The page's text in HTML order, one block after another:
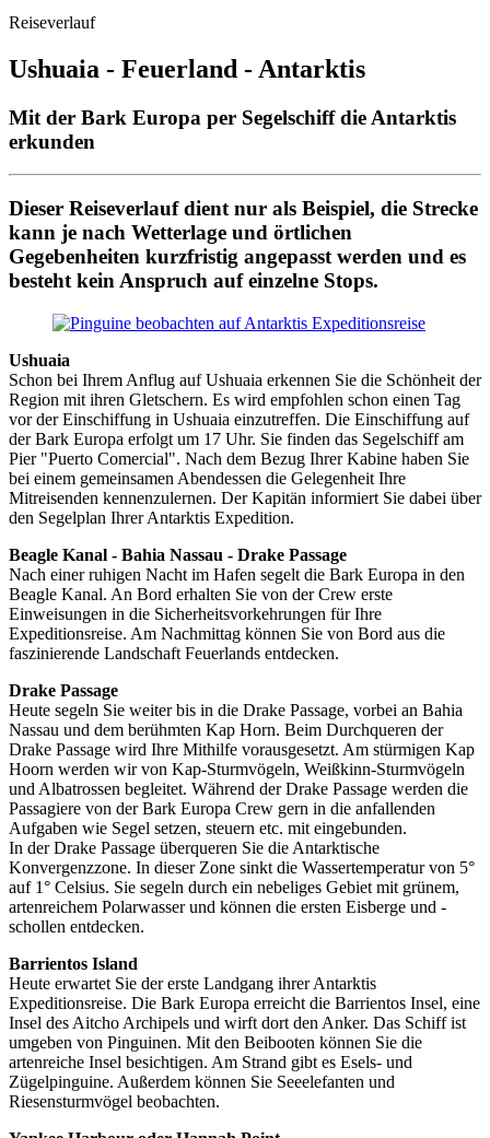
Reiseverlauf
Ushuaia - Feuerland - Antarktis
Mit der Bark Europa per Segelschiff die Antarktis
erkunden
Dieser Reiseverlauf dient nur als Beispiel, die Strecke
kann je nach Wetterlage und örtlichen
Gegebenheiten kurzfristig angepasst werden und es
besteht kein Anspruch auf einzelne Stops.
Ushuaia
Schon bei Ihrem Anflug auf Ushuaia erkennen Sie die Schönheit der
Region mit ihren Gletschern. Es wird empfohlen schon einen Tag
vor der Einschiffung in Ushuaia einzutreffen. Die Einschiffung auf
der Bark Europa erfolgt um 17 Uhr. Sie finden das Segelschiff am
Pier "Puerto Comercial". Nach dem Bezug Ihrer Kabine haben Sie
bei einem gemeinsamen Abendessen die Gelegenheit Ihre
Mitreisenden kennenzulernen. Der Kapitän informiert Sie dabei über
den Segelplan Ihrer Antarktis Expedition.
Beagle Kanal - Bahia Nassau - Drake Passage
Nach einer ruhigen Nacht im Hafen segelt die Bark Europa in den
Beagle Kanal. An Bord erhalten Sie von der Crew erste
Einweisungen in die Sicherheitsvorkehrungen für Ihre
Expeditionsreise. Am Nachmittag können Sie von Bord aus die
faszinierende Landschaft Feuerlands entdecken.
Drake Passage
Heute segeln Sie weiter bis in die Drake Passage, vorbei an Bahia
Nassau und dem berühmten Kap Horn. Beim Durchqueren der
Drake Passage wird Ihre Mithilfe vorausgesetzt. Am stürmigen Kap
Hoorn werden wir von Kap-Sturmvögeln, Weißkinn-Sturmvögeln
und Albatrossen begleitet. Während der Drake Passage werden die
Passagiere von der Bark Europa Crew gern in die anfallenden
Aufgaben wie Segel setzen, steuern etc. mit eingebunden.
In der Drake Passage überqueren Sie die Antarktische
Konvergenzzone. In dieser Zone sinkt die Wassertemperatur von 5°
auf 1° Celsius. Sie segeln durch ein nebeliges Gebiet mit grünem,
artenreichem Polarwasser und können die ersten Eisberge und -
schollen entdecken.
Barrientos Island
Heute erwartet Sie der erste Landgang ihrer Antarktis
Expeditionsreise. Die Bark Europa erreicht die Barrientos Insel, eine
Insel des Aitcho Archipels und wirft dort den Anker. Das Schiff ist
umgeben von Pinguinen. Mit den Beibooten können Sie die
artenreiche Insel besichtigen. Am Strand gibt es Esels- und
Zügelpinguine. Außerdem können Sie Seeelefanten und
Riesensturmvögel beobachten.